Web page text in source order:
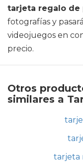
tarjeta regalo de
fotografías y
videojuegos en
precio.
Otros
similares a
tarjeta